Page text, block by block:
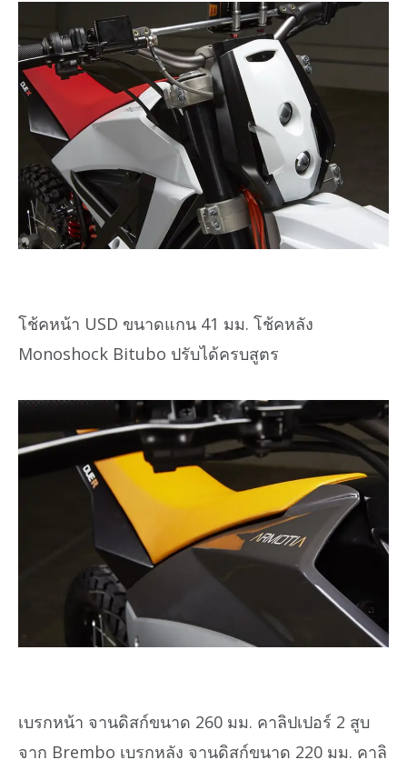
โช้คหน้า USD ขนาดแกน 41 มม. โช้คหลัง
Monoshock Bitubo ปรับได้ครบสูตร
เบรกหน้า จานดิสก์ขนาด 260 มม. คาลิปเปอร์ 2 สูบ
จาก Brembo เบรกหลัง จานดิสก์ขนาด 220 มม. คาลิ